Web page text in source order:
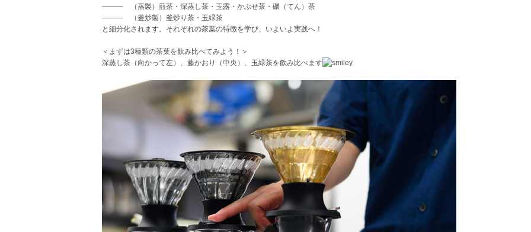
――― （蒸製）煎茶・深蒸し茶・玉露・かぶせ茶・碾（てん）茶
――― （釜炒製）釜炒り茶・玉緑茶
と細分化されます。それぞれの茶葉の特徴を学び、いよいよ実践へ！
＜まずは3種類の茶葉を飲み比べてみよう！＞
深蒸し茶（向かって左）、藤かおり（中央）、玉緑茶を飲み比べます